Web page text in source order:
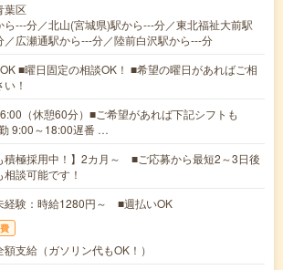
葉区
ら---分／北山(宮城県)駅から---分／東北福祉大前駅
／広瀬通駅から---分／陸前白沢駅から---分
■曜日固定の相談OK！ ■希望の曜日があればご相
！
（休憩60分）■ご希望があれば下記シフトも
9:00～18:00遅番 …
積極採用中！】2カ月～ ■ご応募から最短2～3日後
談可能です！
経験：時給1280円～ ■週払いOK
支給（ガソリン代もOK！）